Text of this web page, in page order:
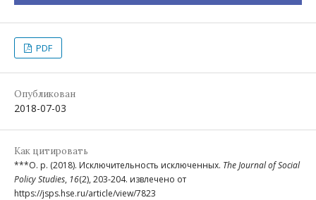
PDF
Опубликован
2018-07-03
Как цитировать
***О. р. (2018). Исключительность исключенных. The Journal of Social
Policy Studies, 16(2), 203-204. извлечено от
https://jsps.hse.ru/article/view/7823